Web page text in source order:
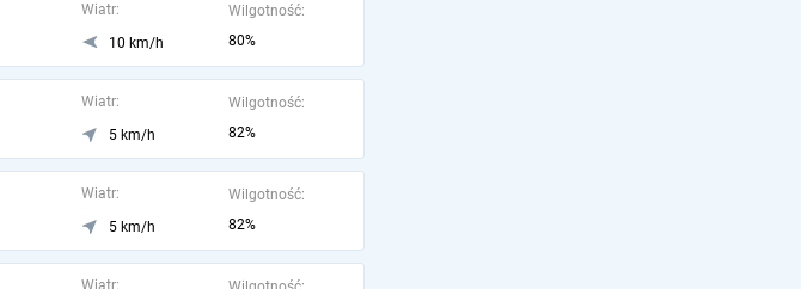
Wiatr:
10 km/h
Wilgotność:
80%
Wiatr:
5 km/h
Wilgotność:
82%
Wiatr:
5 km/h
Wilgotność:
82%
Wiatr: